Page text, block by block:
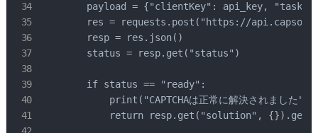
payload = {"clientKey": api_key,
res = requests.post("https://
        resp = res.json()
        status = resp.get("status")
        if status == "ready":
            print("CAPTCHAは正常に解決されました")
return resp.get("solution",